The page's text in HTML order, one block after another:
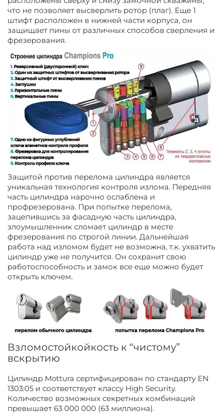
что не позволяет высверлить ротор (плаг). Еще 1
штифт расположен в нижней части корпуса, он
защищает пины от различных способов сверления и
фрезерования.
Защитой против перелома цилиндра является
уникальная технология контроля излома. Передняя
часть цилиндра нарочно ослаблена и
профрезерована. При попытке перелома,
зацепившись за фасадную часть цилиндра,
злоумышленник сломает цилиндр в месте
фрезерования по строгой линии. Дальнейшая
работа над изломом будет не возможна, т.к. ухватить
цилиндр уже не получится. Он сохранит свою
работоспособность и замок все еще можно будет
открыть ключем.
Взломостойкойкость к “чистому”
вскрытию
Цилиндр Mottura сертифицирован по стандарту EN
1303:05 и соответствует классу High Security.
Количество возможных секретных комбинаций
превышает 63 000 000 (63 миллиона).